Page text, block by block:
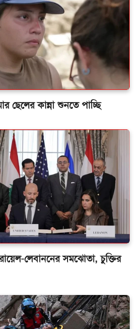
ছেলের কান্না শুনতে পাচ্ছি
লেবাননের সমঝোতা, চুক্তির